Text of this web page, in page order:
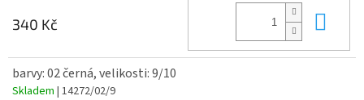
340 Kč
barvy: 02 černá, velikosti: 9/10
Skladem | 14272/02/9